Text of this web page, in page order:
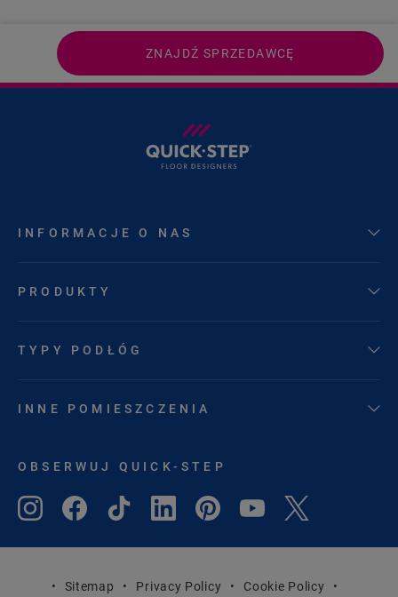
ZNAJDŹ SPRZEDAWCĘ
INFORMACJE O NAS
PRODUKTY
TYPY PODŁÓG
INNE POMIESZCZENIA
OBSERWUJ QUICK-STEP
Sitemap Privacy Policy Cookie Policy